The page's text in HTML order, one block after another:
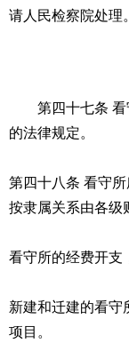
请人民检察院处理。
第四十七条 看
的法律规定。
第四十八条 看守
按隶属关系由各级
看守所的经费开支
新建和迁建的看守
项目。